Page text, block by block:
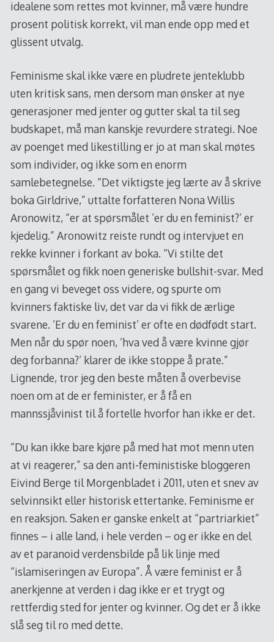
idealene som rettes mot kvinner, må være hundre
prosent politisk korrekt, vil man ende opp med et
glissent utvalg.
Feminisme skal ikke være en pludrete jenteklubb
uten kritisk sans, men dersom man ønsker at nye
generasjoner med jenter og gutter skal ta til seg
budskapet, må man kanskje revurdere strategi. Noe
av poenget med likestilling er jo at man skal møtes
som individer, og ikke som en enorm
samlebetegnelse. “Det viktigste jeg lærte av å skrive
boka Girldrive,” uttalte forfatteren Nona Willis
Aronowitz, “er at spørsmålet ’er du en feminist?’ er
kjedelig.” Aronowitz reiste rundt og intervjuet en
rekke kvinner i forkant av boka. “Vi stilte det
spørsmålet og fikk noen generiske bullshit-svar. Med
en gang vi beveget oss videre, og spurte om
kvinners faktiske liv, det var da vi fikk de ærlige
svarene. ’Er du en feminist’ er ofte en dødfødt start.
Men når du spør noen, ’hva ved å være kvinne gjør
deg forbanna?’ klarer de ikke stoppe å prate.”
Lignende, tror jeg den beste måten å overbevise
noen om at de er feminister, er å få en
mannssjåvinist til å fortelle hvorfor han ikke er det.
“Du kan ikke bare kjøre på med hat mot menn uten
at vi reagerer,” sa den anti-feministiske bloggeren
Eivind Berge til Morgenbladet i 2011, uten et snev av
selvinnsikt eller historisk ettertanke. Feminisme er
en reaksjon. Saken er ganske enkelt at “partriarkiet”
finnes – i alle land, i hele verden – og er ikke en del
av et paranoid verdensbilde på lik linje med
“islamiseringen av Europa”. Å være feminist er å
anerkjenne at verden i dag ikke er et trygt og
rettferdig sted for jenter og kvinner. Og det er å ikke
slå seg til ro med dette.